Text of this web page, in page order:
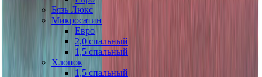
Бязь Люкс
Микросатин
Евро
2,0 спальный
1,5 спальный
Хлопок
1,5 спальный